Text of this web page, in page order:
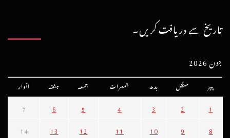
تاریخ سے دریافت کریں۔
جون 2026
پیر منگل بدھ جمعرات جمعہ ہفتہ اتوار
1
2
3
4
5
6
7
8
9
10
11
12
13
14